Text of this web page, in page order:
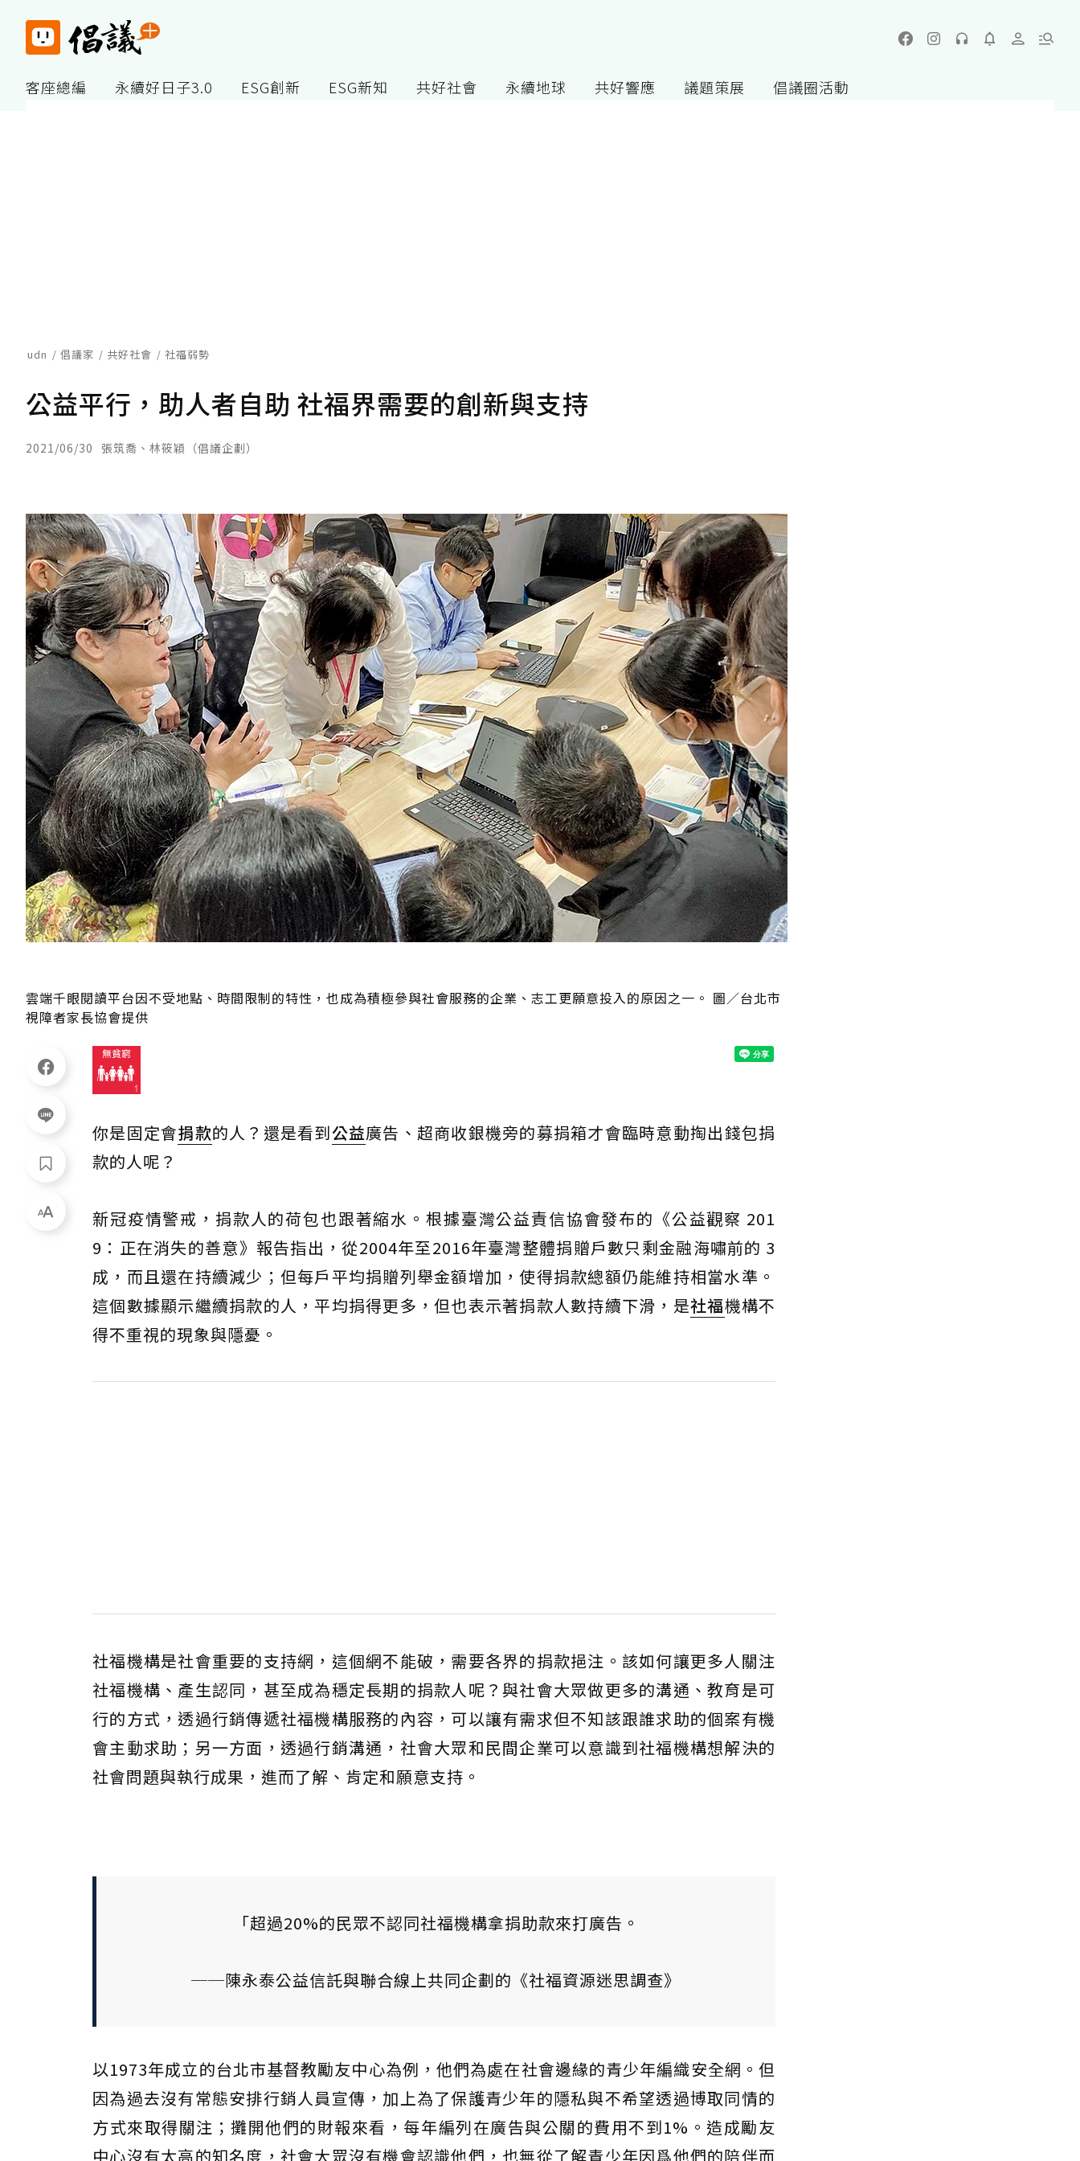
客座總編 永續好日子3.0 ESG創新 ESG新知 共好社會 永續地球 共好響應 議題策展 倡議圈活動
udn 倡議家 共好社會 社福弱勢
公益平行，助人者自助 社福界需要的創新與支持
2021/06/30 張筑喬、林筱穎（倡議企劃）
雲端千眼閱讀平台因不受地點、時間限制的特性，也成為積極參與社會服務的企業、志工更願意投入的原因之一。 圖／台北市
視障者家長協會提供
你是固定會捐款的人？還是看到公益廣告、超商收銀機旁的募捐箱才會臨時意動掏出錢包捐
款的人呢？
新冠疫情警戒，捐款人的荷包也跟著縮水。根據臺灣公益責信協會發布的《公益觀察 201
9：正在消失的善意》報告指出，從2004年至2016年臺灣整體捐贈戶數只剩金融海嘯前的 3
成，而且還在持續減少；但每戶平均捐贈列舉金額增加，使得捐款總額仍能維持相當水準。
這個數據顯示繼續捐款的人，平均捐得更多，但也表示著捐款人數持續下滑，是社福機構不
得不重視的現象與隱憂。
社福機構是社會重要的支持網，這個網不能破，需要各界的捐款挹注。該如何讓更多人關注
社福機構、產生認同，甚至成為穩定長期的捐款人呢？與社會大眾做更多的溝通、教育是可
行的方式，透過行銷傳遞社福機構服務的內容，可以讓有需求但不知該跟誰求助的個案有機
會主動求助；另一方面，透過行銷溝通，社會大眾和民間企業可以意識到社福機構想解決的
社會問題與執行成果，進而了解、肯定和願意支持。
「超過20%的民眾不認同社福機構拿捐助款來打廣告。
──陳永泰公益信託與聯合線上共同企劃的《社福資源迷思調查》
以1973年成立的台北市基督教勵友中心為例，他們為處在社會邊緣的青少年編織安全網。但
因為過去沒有常態安排行銷人員宣傳，加上為了保護青少年的隱私與不希望透過博取同情的
方式來取得關注；攤開他們的財報來看，每年編列在廣告與公關的費用不到1%。造成勵友
中心沒有太高的知名度，社會大眾沒有機會認識他們，也無從了解青少年因爲他們的陪伴而